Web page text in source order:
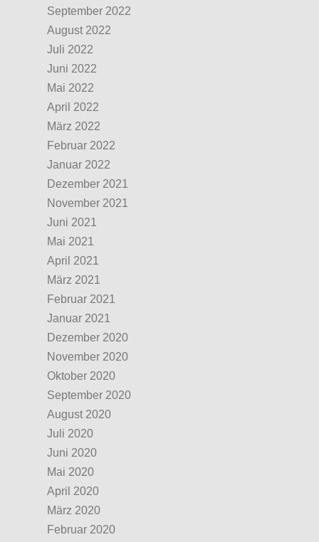
September 2022
August 2022
Juli 2022
Juni 2022
Mai 2022
April 2022
März 2022
Februar 2022
Januar 2022
Dezember 2021
November 2021
Juni 2021
Mai 2021
April 2021
März 2021
Februar 2021
Januar 2021
Dezember 2020
November 2020
Oktober 2020
September 2020
August 2020
Juli 2020
Juni 2020
Mai 2020
April 2020
März 2020
Februar 2020